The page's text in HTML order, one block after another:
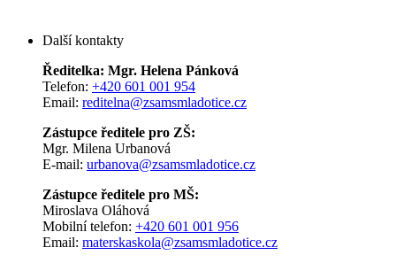
Další kontakty
Ředitelka: Mgr. Helena Pánková
Telefon: +420 601 001 954
Email: reditelna@zsamsmladotice.cz
Zástupce ředitele pro ZŠ:
Mgr. Milena Urbanová
E-mail: urbanova@zsamsmladotice.cz
Zástupce ředitele pro MŠ:
Miroslava Oláhová
Mobilní telefon: +420 601 001 956
Email: materskaskola@zsamsmladotice.cz